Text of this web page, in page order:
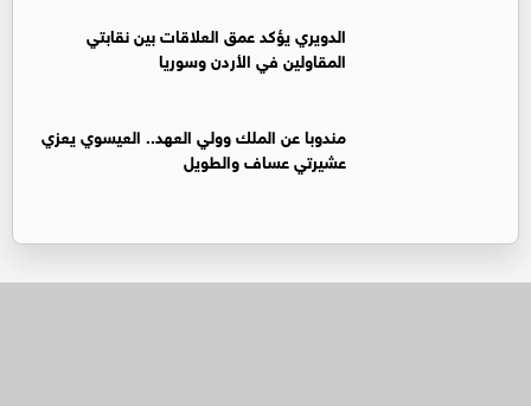
الدويري يؤكد عمق العلاقات بين نقابتي
المقاولين في الأردن وسوريا
مندوبا عن الملك وولي العهد.. العيسوي يعزي
عشيرتي عساف والطويل